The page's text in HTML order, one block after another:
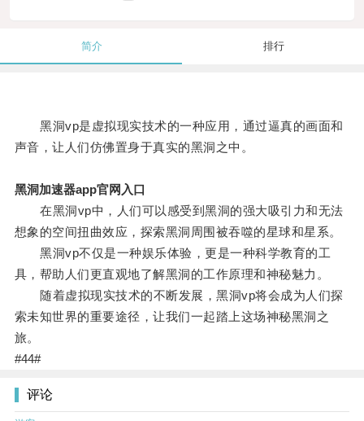
简介 排行
黑洞vp是虚拟现实技术的一种应用，通过逼真的画面和
声音，让人们仿佛置身于真实的黑洞之中。
黑洞加速器app官网入口
在黑洞vp中，人们可以感受到黑洞的强大吸引力和无法
想象的空间扭曲效应，探索黑洞周围被吞噬的星球和星系。
黑洞vp不仅是一种娱乐体验，更是一种科学教育的工
具，帮助人们更直观地了解黑洞的工作原理和神秘魅力。
随着虚拟现实技术的不断发展，黑洞vp将会成为人们探
索未知世界的重要途径，让我们一起踏上这场神秘黑洞之
旅。
#44#
评论